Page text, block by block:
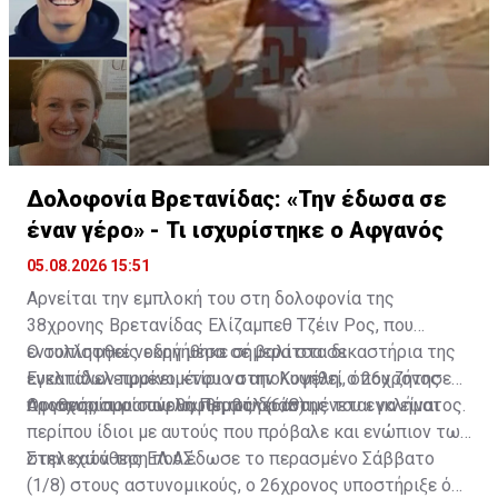
Δολοφονία Βρετανίδας: «Την έδωσα σε
έναν γέρο» - Τι ισχυρίστηκε ο Αφγανός
05.08.2026 15:51
Αρνείται την εμπλοκή του στη δολοφονία της
38χρονης Βρετανίδας Ελίζαμπεθ Τζέιν Ρος, που
εντοπίστηκε νεκρή μέσα σε βαλίτσα σε
εγκαταλελειμμένο κτίριο στην Κυψέλη, ο 26χρονος
Αφγανός που συνελήφθη ως δράστης του εγκλήματος.
Ο συλληφθείς οδηγήθηκε σήμερα στα δικαστήρια της
Ευελπίδων προκειμένου να απολογηθεί, όπου ζήτησε
προθεσμία για αύριο, Πέμπτη (6/8).
Οι ισχυρισμοί που θα προβάλει αναμένεται να είναι
περίπου ίδιοι με αυτούς που πρόβαλε και ενώπιον των
στελεχών της ΕΛ.ΑΣ.
Στην κατάθεση που έδωσε το περασμένο Σάββατο
(1/8) στους αστυνομικούς, ο 26χρονος υποστήριξε ότι